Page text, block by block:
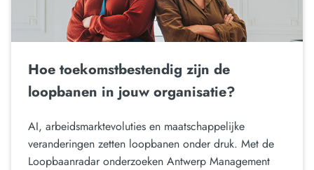
Hoe toekomstbestendig zijn de
loopbanen in jouw organisatie?
AI, arbeidsmarktevoluties en maatschappelijke
veranderingen zetten loopbanen onder druk. Met de
Loopbaanradar onderzoeken Antwerp Management